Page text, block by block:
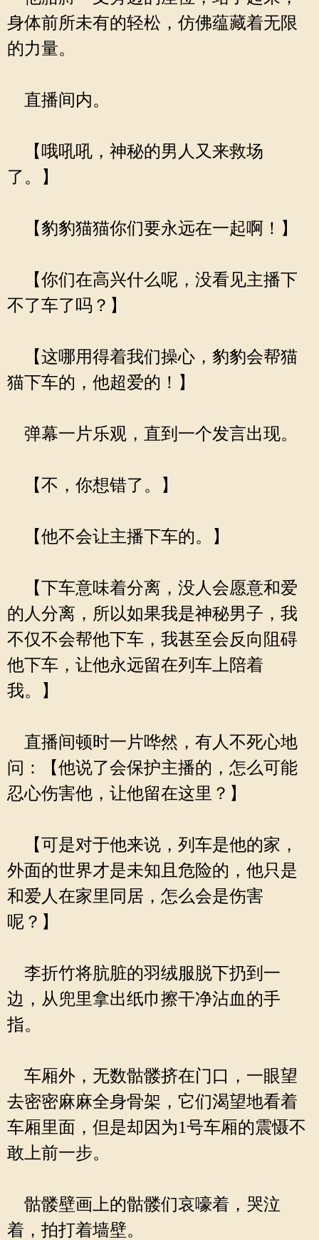
身体前所未有的轻松，仿佛蕴藏着无限
的力量。
直播间内。
【哦吼吼，神秘的男人又来救场
了。】
【豹豹猫猫你们要永远在一起啊！】
【你们在高兴什么呢，没看见主播下
不了车了吗？】
【这哪用得着我们操心，豹豹会帮猫
猫下车的，他超爱的！】
弹幕一片乐观，直到一个发言出现。
【不，你想错了。】
【他不会让主播下车的。】
【下车意味着分离，没人会愿意和爱
的人分离，所以如果我是神秘男子，我
不仅不会帮他下车，我甚至会反向阻碍
他下车，让他永远留在列车上陪着
我。】
直播间顿时一片哗然，有人不死心地
问：【他说了会保护主播的，怎么可能
忍心伤害他，让他留在这里？】
【可是对于他来说，列车是他的家，
外面的世界才是未知且危险的，他只是
和爱人在家里同居，怎么会是伤害
呢？】
李折竹将肮脏的羽绒服脱下扔到一
边，从兜里拿出纸巾擦干净沾血的手
指。
车厢外，无数骷髅挤在门口，一眼望
去密密麻麻全身骨架，它们渴望地看着
车厢里面，但是却因为1号车厢的震慑不
敢上前一步。
骷髅壁画上的骷髅们哀嚎着，哭泣
着，拍打着墙壁。